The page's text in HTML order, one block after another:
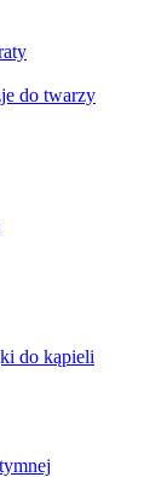
do twarzy
do kąpieli